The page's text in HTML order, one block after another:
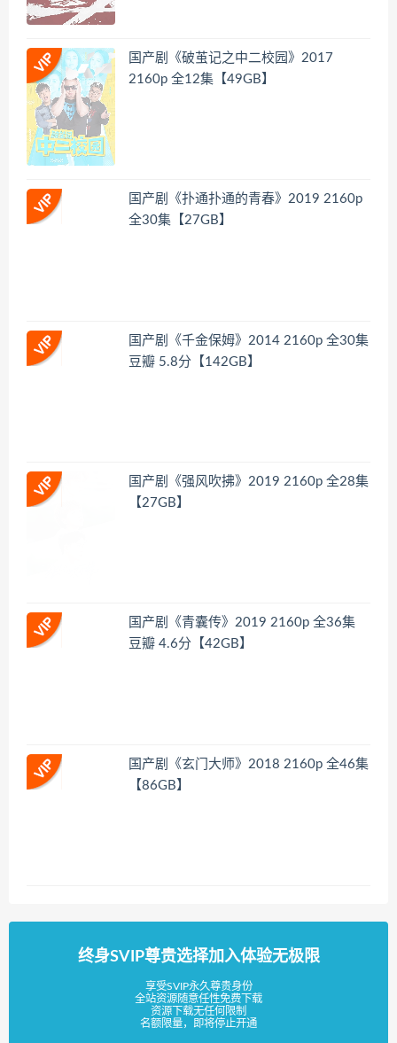
国产剧《破茧记之中二校园》2017
2160p 全12集【49GB】
国产剧《扑通扑通的青春》2019 2160p
全30集【27GB】
国产剧《千金保姆》2014 2160p 全30集
豆瓣 5.8分【142GB】
国产剧《强风吹拂》2019 2160p 全28集
【27GB】
国产剧《青囊传》2019 2160p 全36集
豆瓣 4.6分【42GB】
国产剧《玄门大师》2018 2160p 全46集
【86GB】
终身SVIP尊贵选择加入体验无极限
享受SVIP永久尊贵身份
全站资源随意任性免费下载
资源下载无任何限制
名额限量，即将停止开通